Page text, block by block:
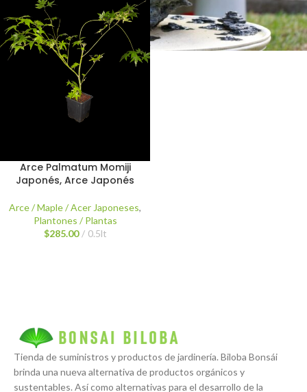
Arce Palmatum Momiji
Japonés, Arce Japonés
Arce / Maple / Acer Japoneses,
Plantones / Plantas
$285.00 0.5lt
Tienda de suministros y productos de jardinería. Biloba Bonsái
brinda una nueva alternativa de productos orgánicos y
sustentables. Así como alternativas para el desarrollo de la